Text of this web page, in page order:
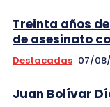
Treinta años
de asesinato
Destacadas 07/
Juan Bolívar